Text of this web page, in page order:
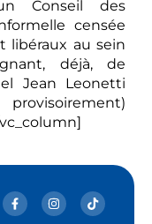
Conseil des
censée
libéraux au sein
déjà, de
Jean Leonetti